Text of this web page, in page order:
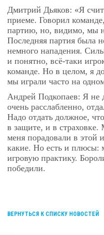
Дмитрий Дьяков: «Я
приеме. Говорил
партию, но, видимо, мы
Последняя партия была
немного нападения.
и понятно, всё-таки
команде. Но в целом, я
мы играли часто на
Андрей Подкопаев: Я не
очень расслабленно,
Надо отдать должное,
в защите, и в
меня порадовали в этой
какие. Но есть и плюсы:
игровую практику.
победили.
ВЕРНУТЬСЯ К СПИСКУ НОВОСТЕЙ